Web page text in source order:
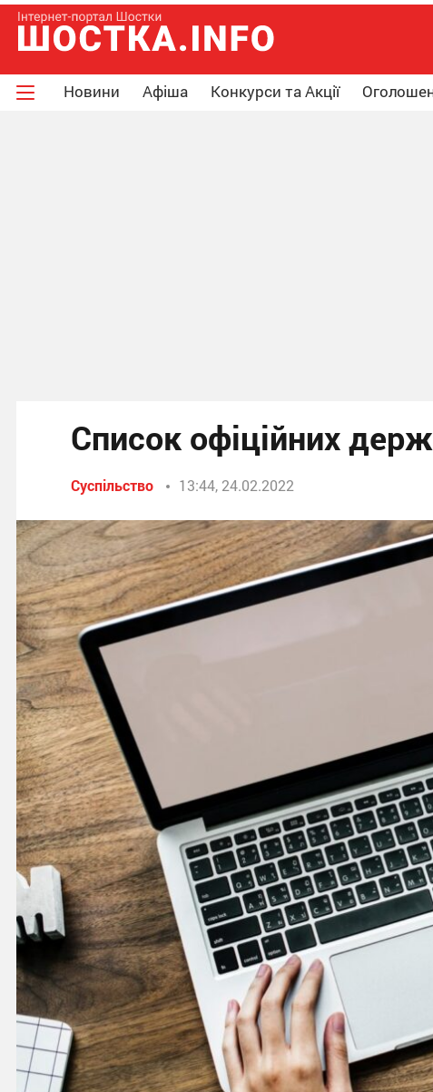
Новини Афіша Конкурси та Акції
Список офіційних
Суспільство 13:44, 24.02.2022